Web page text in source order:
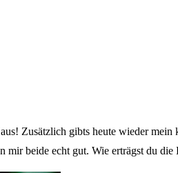
Zusätzlich gibts heute wieder
mir beide echt gut. Wie erträgst du die